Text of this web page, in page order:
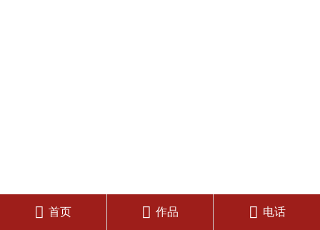
 首页  作品  电话